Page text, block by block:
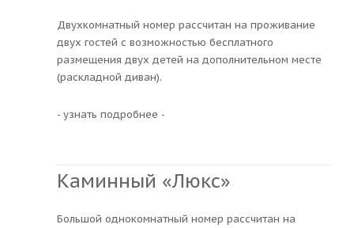
Двухкомнатный номер рассчитан на проживание
двух гостей с возможностью бесплатного
размещения двух детей на дополнительном месте
(раскладной диван).
- узнать подробнее -
Каминный «Люкс»
Большой однокомнатный номер рассчитан на